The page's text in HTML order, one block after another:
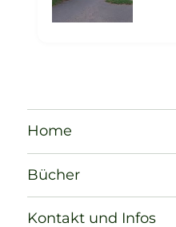
Home
Bücher
Kontakt und Infos